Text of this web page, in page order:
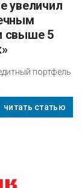
свыше 5
портфель
читать статью